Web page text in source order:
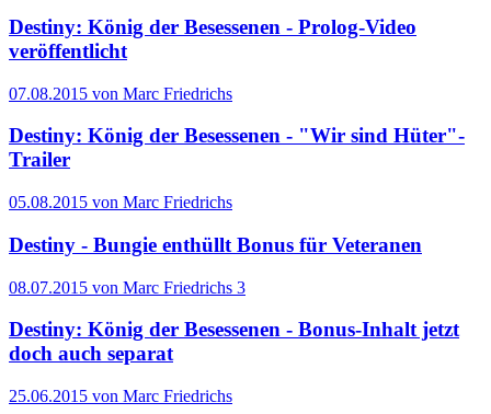
Destiny: König der Besessenen - Prolog-Video
veröffentlicht
07.08.2015 von Marc Friedrichs
Destiny: König der Besessenen - "Wir sind Hüter"-
Trailer
05.08.2015 von Marc Friedrichs
Destiny - Bungie enthüllt Bonus für Veteranen
08.07.2015 von Marc Friedrichs 3
Destiny: König der Besessenen - Bonus-Inhalt jetzt
doch auch separat
25.06.2015 von Marc Friedrichs